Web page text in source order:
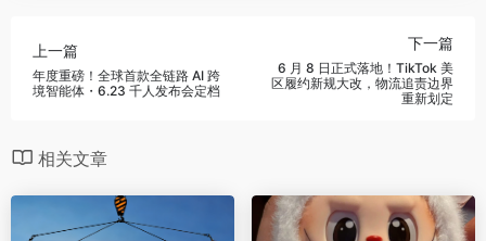
上一篇
年度重磅！全球首款全链路 AI 跨
境智能体・6.23 千人发布会定档
下一篇
6 月 8 日正式落地！TikTok 美
区履约新规大改，物流追责边界
重新划定
相关文章